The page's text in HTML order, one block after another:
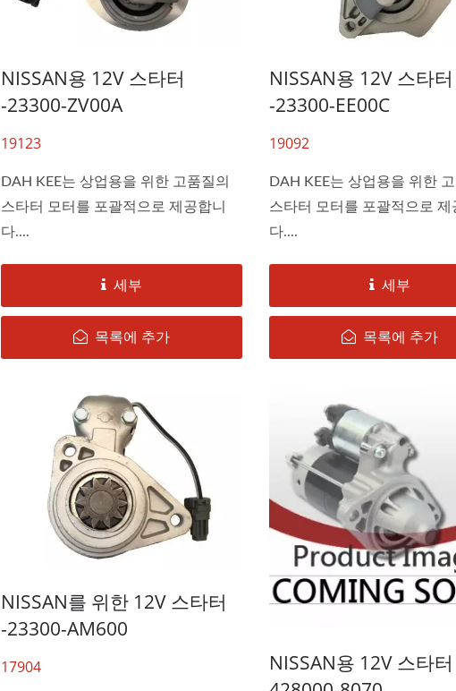
NISSAN용 12V 스타터
-23300-ZV00A
19123
DAH KEE는 상업용을 위한 고품질의
스타터 모터를 포괄적으로 제공합니
다....
세부
목록에 추가
NISSAN용 12V 스타터
-23300-EE00C
19092
DAH KEE는 상업용을 위한
스타터 모터를 포괄적으로 제
다....
세부
목록에 추가
NISSAN를 위한 12V 스타터
-23300-AM600
17904
NISSAN용 12V 스타
토요타 RAV4-발전기 토요타 RAV4, 캠리-스